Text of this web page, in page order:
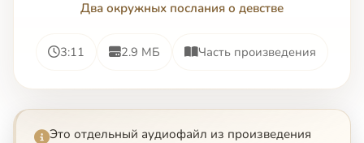
Два окружных послания о девстве
3:11 2.9 МБ Часть произведения
Это отдельный аудиофайл из произведения